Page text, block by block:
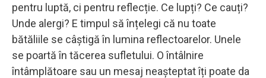
pentru luptă, ci pentru reflecție. Ce lupți? Ce cauți?
Unde alergi? E timpul să înțelegi că nu toate
bătăliile se câștigă în lumina reflectoarelor. Unele
se poartă în tăcerea sufletului. O întâlnire
întâmplătoare sau un mesaj neașteptat îți poate da